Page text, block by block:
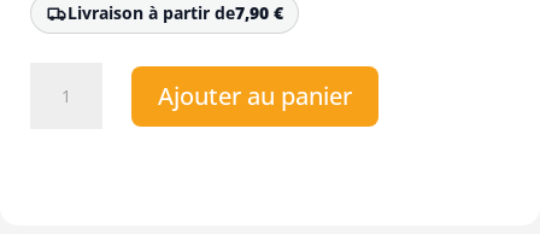
Livraison à partir de7,90 €
Ajouter au panier